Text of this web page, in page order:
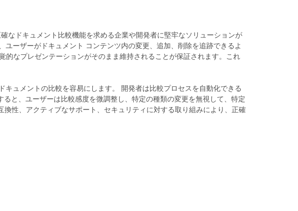
なドキュメント比較機能を求める企業や開発者に堅牢なソリューションが
ーザーがドキュメント コンテンツ内の変更、追加、削除を追跡できるよ
なプレゼンテーションがそのまま維持されることが保証されます。これ
ュメントの比較を容易にします。 開発者は比較プロセスを自動化できる
と、ユーザーは比較感度を微調整し、特定の種類の変更を無視して、特定
性、アクティブなサポート、セキュリティに対する取り組みにより、正確